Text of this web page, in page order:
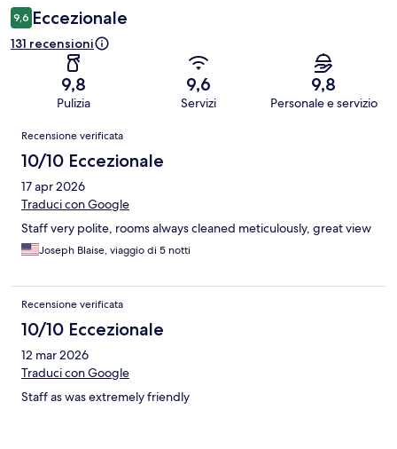
9,6 Eccezionale
131 recensioni
9,8
Pulizia
9,6
Servizi
9,8
Personale e servizio
Recensioni
Recensione verificata
10/10 Eccezionale
17 apr 2026
Traduci con Google
Staff very polite, rooms always cleaned meticulously, great view
Joseph Blaise, viaggio di 5 notti
Recensione verificata
10/10 Eccezionale
12 mar 2026
Traduci con Google
Staff as was extremely friendly